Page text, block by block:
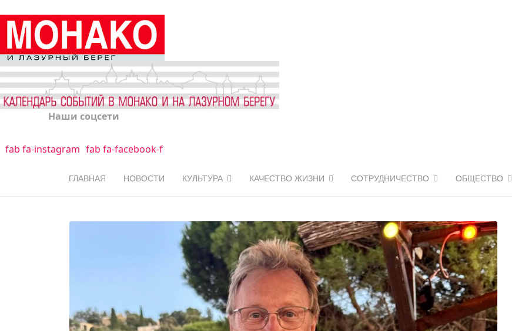
Наши соцсети
fab fa-instagram fab fa-facebook-f
ГЛАВНАЯ НОВОСТИ КУЛЬТУРА КАЧЕСТВО ЖИЗНИ СОТРУДНИЧЕСТВО ОБЩЕСТВО